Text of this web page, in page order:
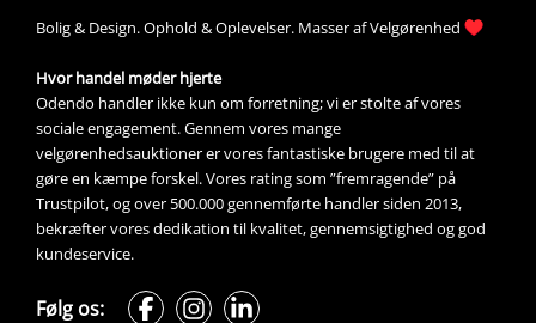
Bolig & Design. Ophold &Oplevelser. Masser af Velgørenhed
Hvor handel møder hjerte
Odendo handler ikke kun om forretning; vi er stolte af vores
sociale engagement. Gennem vores mange
velgørenhedsauktioner er vores fantastiske brugere med til at
gøre en kæmpe forskel. Vores rating som ”fremragende” på
Trustpilot, og over 500.000 gennemførte handler siden 2013,
bekræfter vores dedikation til kvalitet, gennemsigtighed og god
kundeservice.
Følg os: